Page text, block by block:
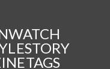
WATCH
STORY
TAGS